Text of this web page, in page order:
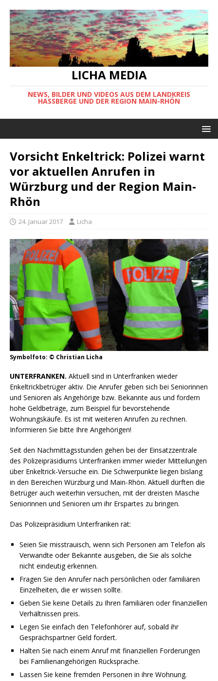
LICHA MEDIA
NEWS, BILDER UND VIDEOS AUS DEM LANDKREIS
HASSBERGE UND DER REGION MAIN-RHÖN
Vorsicht Enkeltrick: Polizei warnt
vor aktuellen Anrufen in
Würzburg und der Region Main-
Rhön
24. Januar 2017 Licha
Symbolfoto: © Christian Licha
UNTERFRANKEN. Aktuell sind in Unterfranken wieder
Enkeltrickbetrüger aktiv. Die Anrufer geben sich bei Seniorinnen
und Senioren als Angehörige bzw. Bekannte aus und fordern
hohe Geldbeträge, zum Beispiel für bevorstehende
Wohnungskäufe. Es ist mit weiteren Anrufen zu rechnen.
Informieren Sie bitte Ihre Angehörigen!
Seit den Nachmittagsstunden gehen bei der Einsatzzentrale
des Polizeipräsidiums Unterfranken immer wieder Mitteilungen
über Enkeltrick-Versuche ein. Die Schwerpunkte liegen bislang
in den Bereichen Würzburg und Main-Rhön. Aktuell dürften die
Betrüger auch weiterhin versuchen, mit der dreisten Masche
Seniorinnen und Senioren um ihr Erspartes zu bringen.
Das Polizeipräsidium Unterfranken rät:
Seien Sie misstrauisch, wenn sich Personen am Telefon als
Verwandte oder Bekannte ausgeben, die Sie als solche
nicht eindeutig erkennen.
Fragen Sie den Anrufer nach persönlichen oder familiären
Einzelheiten, die er wissen sollte.
Geben Sie keine Details zu Ihren familiären oder finanziellen
Verhältnissen preis.
Legen Sie einfach den Telefonhörer auf, sobald ihr
Gesprächspartner Geld fordert.
Halten Sie nach einem Anruf mit finanziellen Forderungen
bei Familienangehörigen Rücksprache.
Lassen Sie keine fremden Personen in ihre Wohnung.